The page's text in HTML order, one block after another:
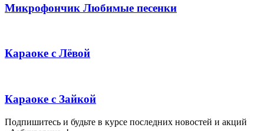
Микрофончик Любимые песенки
Караоке с Лёвой
Караоке с Зайкой
Подпишитесь и будьте в курсе последних новостей и акций